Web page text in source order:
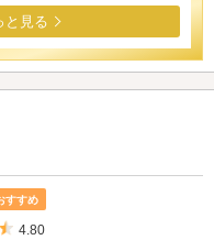
と見る
すすめ
5つ星のうち4.5
4.80